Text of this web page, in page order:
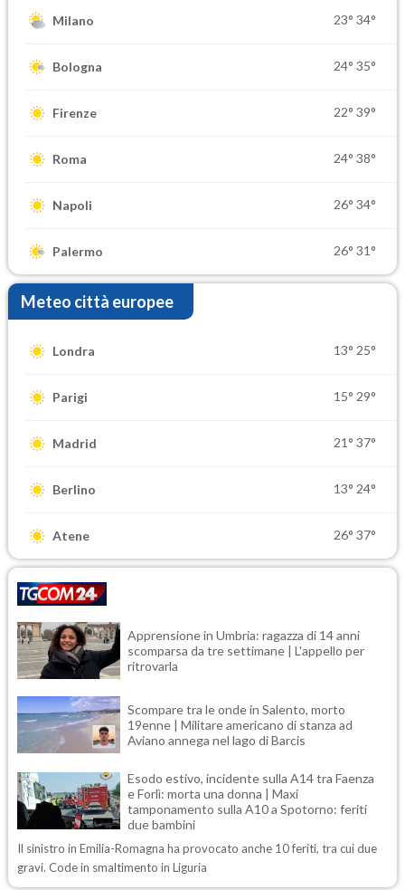
Milano 23° 34°
Bologna 24° 35°
Firenze 22° 39°
Roma 24° 38°
Napoli 26° 34°
Palermo 26° 31°
Meteo città europee
Londra 13° 25°
Parigi 15° 29°
Madrid 21° 37°
Berlino 13° 24°
Atene 26° 37°
Apprensione in Umbria: ragazza di 14 anni
scomparsa da tre settimane | L'appello per
ritrovarla
Scompare tra le onde in Salento, morto
19enne | Militare americano di stanza ad
Aviano annega nel lago di Barcis
Esodo estivo, incidente sulla A14 tra Faenza
e Forlì: morta una donna | Maxi
tamponamento sulla A10 a Spotorno: feriti
due bambini
Il sinistro in Emilia-Romagna ha provocato anche 10 feriti, tra cui due
gravi. Code in smaltimento in Liguria